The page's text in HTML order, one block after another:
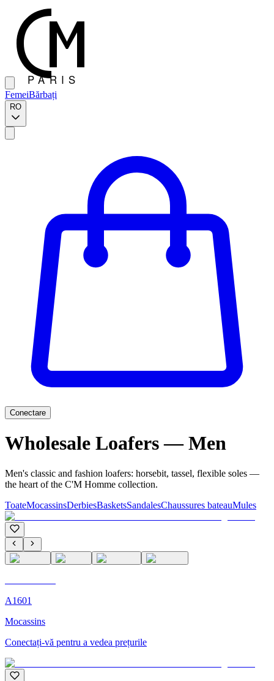
FemeiBărbați
RO
Conectare
Wholesale Loafers — Men
Men's classic and fashion loafers: horsebit, tassel, flexible soles —
the heart of the C'M Homme collection.
ToateMocassinsDerbiesBasketsSandalesChaussures bateauMules
A1601
Mocassins
Conectați-vă pentru a vedea prețurile